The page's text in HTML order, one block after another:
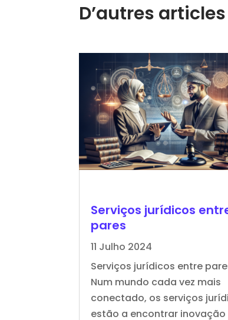
D’autres
Serviços jurídicos
pares
11 Julho 2024
Serviços jurídicos entre
Num mundo cada vez mais
conectado, os serviços
estão a encontrar inovação